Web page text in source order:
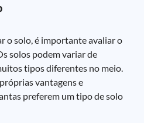
o solo, é importante avaliar o
solos podem variar de
tipos diferentes no meio.
vantagens e
preferem um tipo de solo